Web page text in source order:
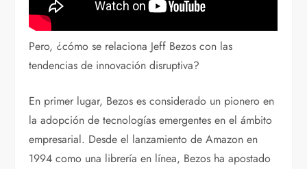
Pero, ¿cómo se relaciona Jeff Bezos con las
tendencias de innovación disruptiva?
En primer lugar, Bezos es considerado un pionero en
la adopción de tecnologías emergentes en el ámbito
empresarial. Desde el lanzamiento de Amazon en
1994 como una librería en línea, Bezos ha apostado